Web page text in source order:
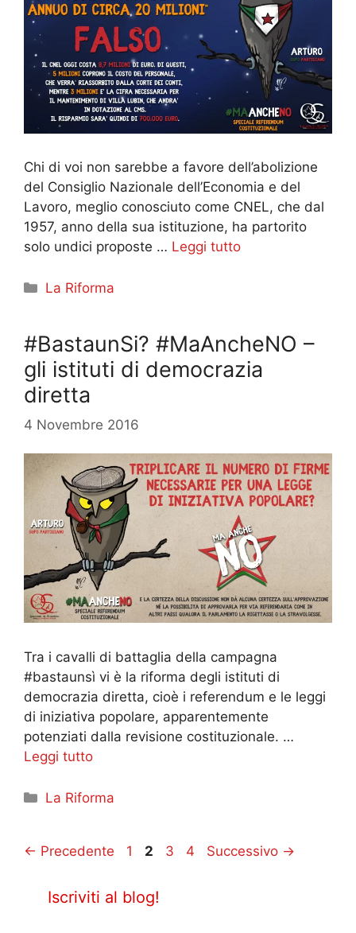
Chi di voi non sarebbe a favore dell’abolizione
del Consiglio Nazionale dell’Economia e del
Lavoro, meglio conosciuto come CNEL, che dal
1957, anno della sua istituzione, ha partorito
solo undici proposte … Leggi tutto
Categorie
La Riforma
#BastaunSi? #MaAncheNO –
gli istituti di democrazia
diretta
4 Novembre 2016
Tra i cavalli di battaglia della campagna
#bastaunsì vi è la riforma degli istituti di
democrazia diretta, cioè i referendum e le leggi
di iniziativa popolare, apparentemente
potenziati dalla revisione costituzionale. …
Leggi tutto
Categorie
La Riforma
← Precedente Pagina
1 Pagina
2 Pagina
3 Pagina
4 Successivo →
Iscriviti al blog!